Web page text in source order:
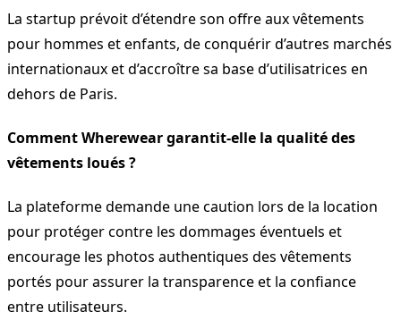
La startup prévoit d’étendre son offre aux vêtements
pour hommes et enfants, de conquérir d’autres marchés
internationaux et d’accroître sa base d’utilisatrices en
dehors de Paris.
Comment Wherewear garantit-elle la qualité des
vêtements loués ?
La plateforme demande une caution lors de la location
pour protéger contre les dommages éventuels et
encourage les photos authentiques des vêtements
portés pour assurer la transparence et la confiance
entre utilisateurs.